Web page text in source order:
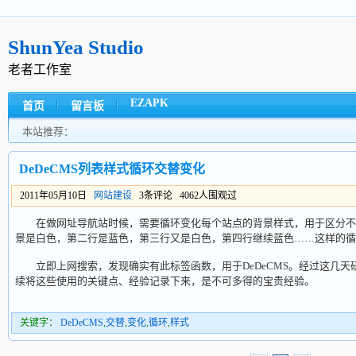
ShunYea Studio
老者工作室
首页 留言板 EZAPK
本站推荐：
DeDeCMS列表样式循环交替变化
2011年05月10日 网站建设 3条评论 4062人围观过
在做网址导航站时候，需要循环变化每个站点的背景样式，用于区分
景是白色，第二行是蓝色，第三行又是白色，第四行继续蓝色……这样的
立即上网搜索，发现确实有此标签函数，用于DeDeCMS。经过这几天
续将这些使用的关键点、经验记录下来，是不可多得的宝贵经验。
关键字： DeDeCMS,交替,变化,循环,样式